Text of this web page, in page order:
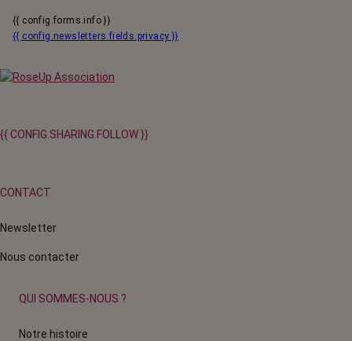
{{ config.forms.info }}
{{ config.newsletters.fields.privacy }}
{{ CONFIG.SHARING.FOLLOW }}
CONTACT
Newsletter
Nous contacter
QUI SOMMES-NOUS ?
Notre histoire